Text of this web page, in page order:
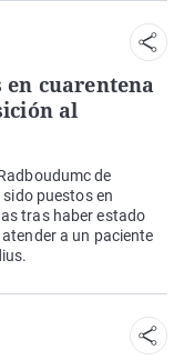
en cuarentena
al
de
sido puestos en
tras haber estado
a un paciente